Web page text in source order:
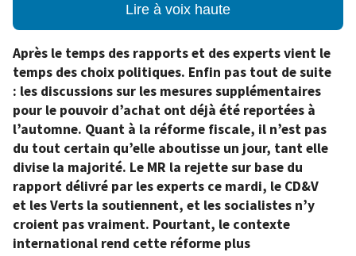
Lire à voix haute
Après le temps des rapports et des experts vient le
temps des choix politiques. Enfin pas tout de suite
: les discussions sur les mesures supplémentaires
pour le pouvoir d’achat ont déjà été reportées à
l’automne. Quant à la réforme fiscale, il n’est pas
du tout certain qu’elle aboutisse un jour, tant elle
divise la majorité. Le MR la rejette sur base du
rapport délivré par les experts ce mardi, le CD&V
et les Verts la soutiennent, et les socialistes n’y
croient pas vraiment. Pourtant, le contexte
international rend cette réforme plus